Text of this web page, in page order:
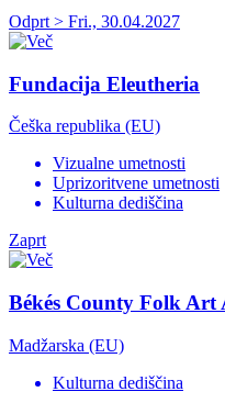
Odprt > Fri., 30.04.2027
Fundacija Eleutheria
Češka republika (EU)
Vizualne umetnosti
Uprizoritvene umetnosti
Kulturna dediščina
Zaprt
Békés County Folk Art
Madžarska (EU)
Kulturna dediščina